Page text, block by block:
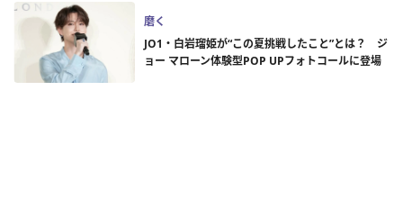
磨く
JO1・白岩瑠姫が“この夏挑戦したこと”とは？ ジ
ョー マローン体験型POP UPフォトコールに登場